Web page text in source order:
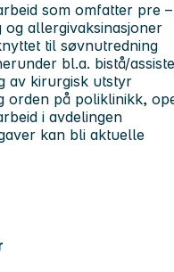
som omfatter pre
allergivaksinasjoner
til søvnutredning
bl.a. bistå/
av kirurgisk utstyr
orden på poliklinikk,
i avdelingen
kan bli aktuelle